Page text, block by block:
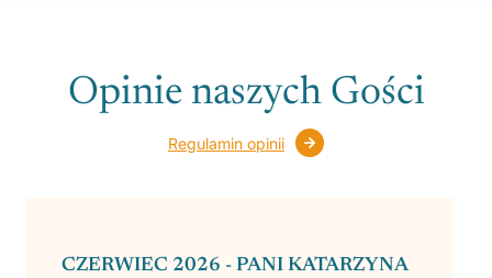
Opinie naszych Gości
Regulamin opinii
CZERWIEC 2026 - PANI KATARZYNA